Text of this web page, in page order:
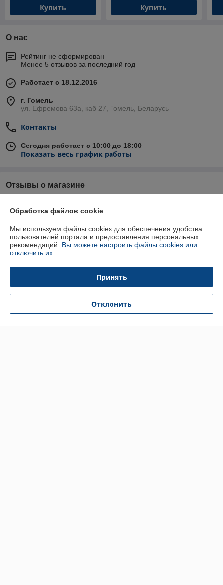
Купить Купить
О нас
Рейтинг не сформирован
Менее 5 отзывов за последний год
Работает с 18.12.2016
г. Гомель
ул. Ефремова 63а, каб 27, Гомель, Беларусь
Контакты
Сегодня работает с 10:00 до 18:00
Показать весь график работы
Отзывы о магазине
15.03.2025
Отлично
15.11.2024
Анастасия
Хороший магазин ,покупаю уже не в первый раз ,всегда вежливая
девушка, все по приемлемым ценам 🔥
Обработка файлов cookie
Мы используем файлы cookies для обеспечения удобства
пользователей портала и предоставления персональных
рекомендаций. Вы можете настроить файлы cookies или
отключить их.
Принять
Отклонить